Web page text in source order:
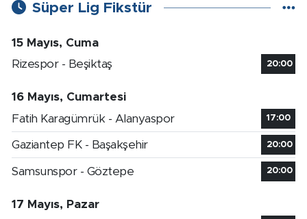
Süper Lig Fikstür
15 Mayıs, Cuma
Rizespor - Beşiktaş
20:00
16 Mayıs, Cumartesi
Fatih Karagümrük - Alanyaspor
17:00
Gaziantep FK - Başakşehir 20:00
Samsunspor - Göztepe 20:00
17 Mayıs, Pazar